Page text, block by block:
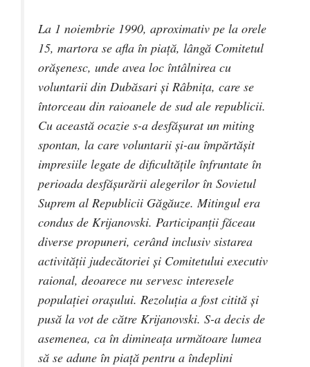
La 1 noiembrie 1990, aproximativ pe la orele
15, martora se afla în piaţă, lângă Comitetul
orăşenesc, unde avea loc întâlnirea cu
voluntarii din Dubăsari şi Râbniţa, care se
întorceau din raioanele de sud ale republicii.
Cu această ocazie s-a desfăşurat un miting
spontan, la care voluntarii şi-au împărtăşit
impresiile legate de dificultăţile înfruntate în
perioada desfăşurării alegerilor în Sovietul
Suprem al Republicii Găgăuze. Mitingul era
condus de Krijanovski. Participanţii făceau
diverse propuneri, cerând inclusiv sistarea
activităţii judecătoriei și Comitetului executiv
raional, deoarece nu servesc interesele
populaţiei oraşului. Rezoluția a fost citită şi
pusă la vot de către Krijanovski. S-a decis de
asemenea, ca în dimineaţa următoare lumea
să se adune în piaţă pentru a îndeplini